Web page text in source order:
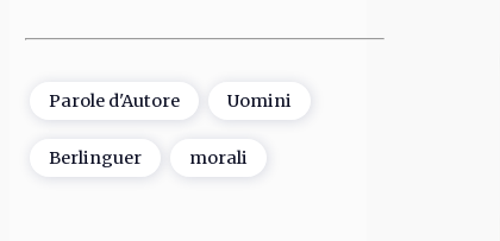
Parole d'Autore Uomini
Berlinguer morali